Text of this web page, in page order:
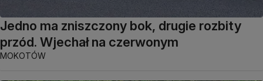
Jedno ma zniszczony bok, drugie rozbity
przód. Wjechał na czerwonym
MOKOTÓW